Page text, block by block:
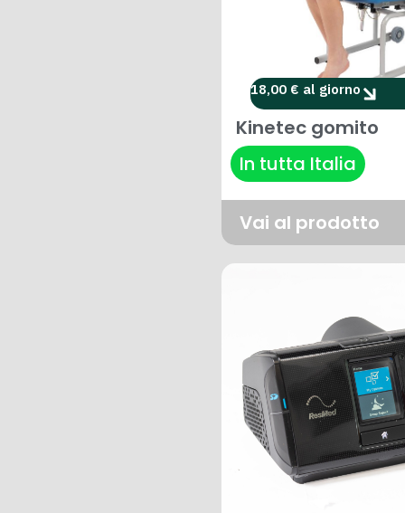
18,00 € al giorno
Kinetec gomito
In tutta Italia
Vai al prodotto